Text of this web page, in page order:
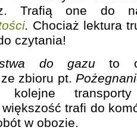
Trafią one do
. Chociaż lektura
czytania!
do gazu to
zbioru pt.
kolejne
trafi do
w obozie.